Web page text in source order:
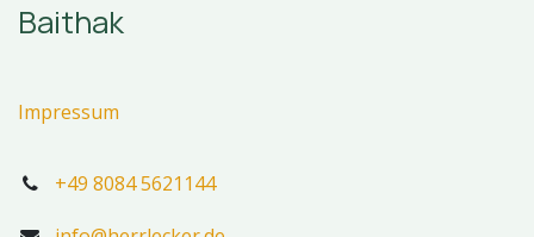
Baithak
Impressum
+49 8084 5621144